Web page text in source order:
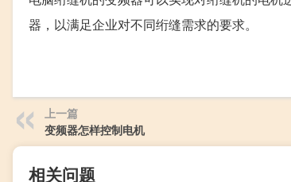
器，以满足企业对不同绗缝需求的要求。
上一篇
变频器怎样控制电机
相关问题